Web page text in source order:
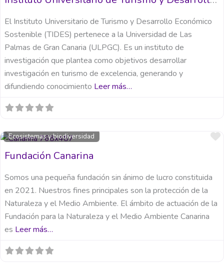
El Instituto Universitario de Turismo y Desarrollo Económico
Sostenible (TIDES) pertenece a la Universidad de Las
Palmas de Gran Canaria (ULPGC). Es un instituto de
investigación que plantea como objetivos desarrollar
investigación en turismo de excelencia, generando y
difundiendo conocimiento Leer más…
Ecosistemas y biodiversidad
Fundación Canarina
Somos una pequeña fundación sin ánimo de lucro constituida
en 2021. Nuestros fines principales son la protección de la
Naturaleza y el Medio Ambiente. El ámbito de actuación de la
Fundación para la Naturaleza y el Medio Ambiente Canarina
es Leer más…